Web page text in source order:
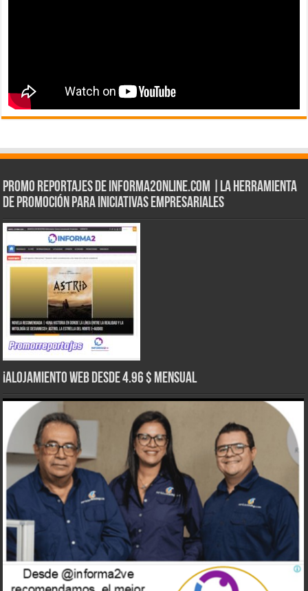
Promo Reportajes de informa2online.com |La herramienta
de Promoción para iniciativas empresariales
¡Alojamiento web Desde 4.96 $ Mensual